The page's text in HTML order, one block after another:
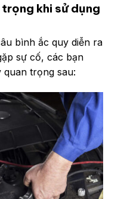
trọng khi sử dụng
bình ắc quy diễn ra
sự cố, các bạn
trọng sau: